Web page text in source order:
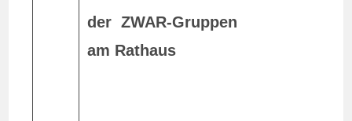
der ZWAR-Gruppen
am Rathaus